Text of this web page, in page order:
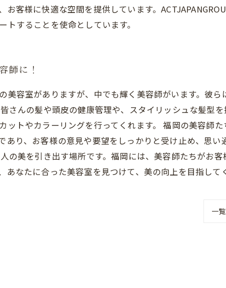
お客様に快適な空間を提供しています。
トすることを使命としています。
師に！
美容室がありますが、中でも輝く美容師がいます。彼
さんの髪や頭皮の健康管理や、スタイリッシュな髪型
ットやカラーリングを行ってくれます。 福岡の美容師
あり、お客様の意見や要望をしっかりと受け止め、思
の美を引き出す場所です。福岡には、美容師たちがお
あなたに合った美容室を見つけて、美の向上を目指して
一